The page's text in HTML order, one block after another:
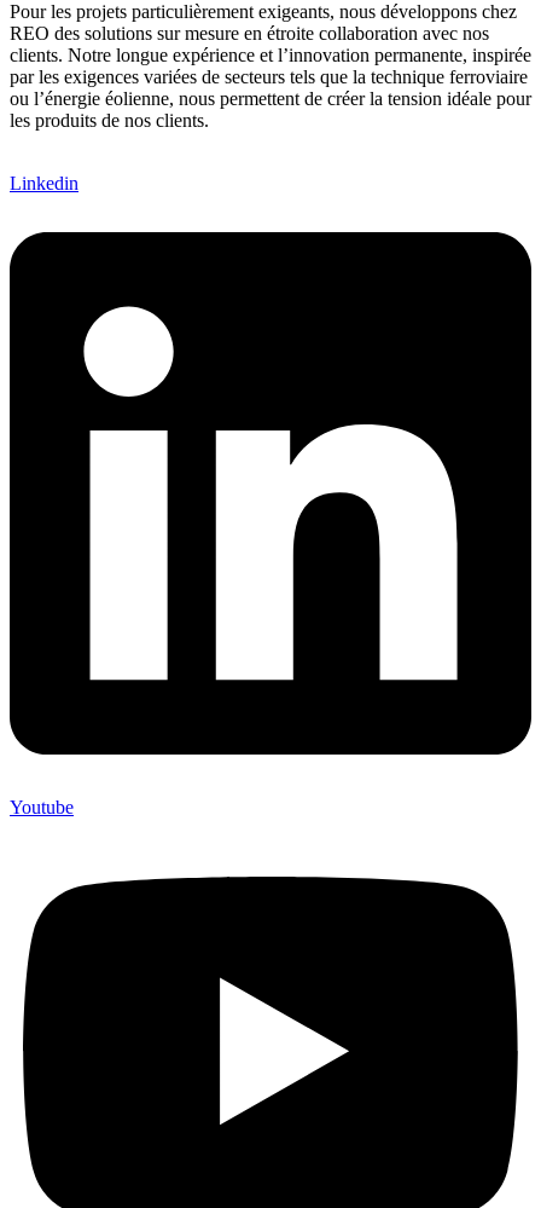
Pour les projets particulièrement exigeants, nous développons chez
REO des solutions sur mesure en étroite collaboration avec nos
clients. Notre longue expérience et l’innovation permanente, inspirée
par les exigences variées de secteurs tels que la technique ferroviaire
ou l’énergie éolienne, nous permettent de créer la tension idéale pour
les produits de nos clients.
Linkedin
Youtube